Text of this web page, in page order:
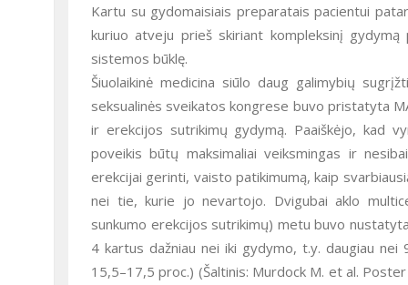
Kartu su gydomaisiais preparatais pacientui
kuriuo atveju prieš skiriant kompleksinį
sistemos būklę.
Šiuolaikinė medicina siūlo daug galimybių
seksualinės sveikatos kongrese buvo pristatyta
ir erekcijos sutrikimų gydymą. Paaiškėjo, kad
poveikis būtų maksimaliai veiksmingas ir
erekcijai gerinti, vaisto patikimumą, kaip
nei tie, kurie jo nevartojo. Dvigubai aklo
sunkumo erekcijos sutrikimų) metu buvo
4 kartus dažniau nei iki gydymo, t.y. daugiau
15,5–17,5 proc.) (Šaltinis: Murdock M. et al.